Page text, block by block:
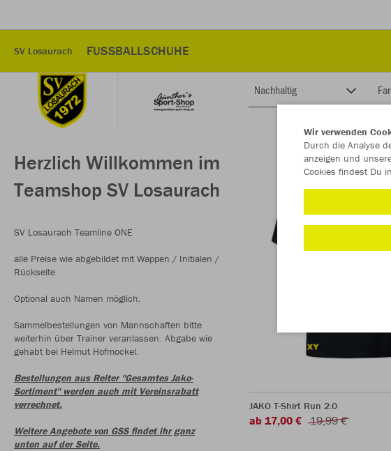
SV Losaurach FUSSBALLSCHUHE
Herzlich Willkommen im
Teamshop SV Losaurach
SV Losaurach Teamline ONE
alle Preise wie abgebildet mit Wappen / Initialen /
Rückseite
Optional auch Namen möglich.
Sammelbestellungen von Mannschaften bitte
weiterhin über Trainer veranlassen. Abgabe wie
gehabt bei Helmut Hofmockel.
Bestellungen aus Reiter "Gesamtes Jako-
Sortiment" werden auch mit Vereinsrabatt
verrechnet.
Weitere Angebote von GSS findet ihr ganz
unten auf der Seite.
Nachhaltig
JAKO T-Shirt Run 2.0
ab 17,00 € 19,99 €
Wir verwenden
Durch die Analyse
anzeigen und
Cookies findest Du